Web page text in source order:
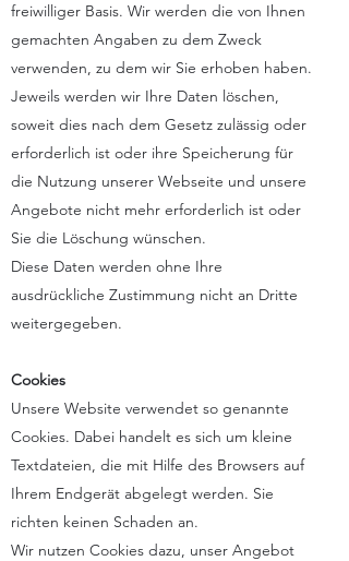
freiwilliger Basis. Wir werden die von Ihnen
gemachten Angaben zu dem Zweck
verwenden, zu dem wir Sie erhoben haben.
Jeweils werden wir Ihre Daten löschen,
soweit dies nach dem Gesetz zulässig oder
erforderlich ist oder ihre Speicherung für
die Nutzung unserer Webseite und unsere
Angebote nicht mehr erforderlich ist oder
Sie die Löschung wünschen.
Diese Daten werden ohne Ihre
ausdrückliche Zustimmung nicht an Dritte
weitergegeben.
Cookies
Unsere Website verwendet so genannte
Cookies. Dabei handelt es sich um kleine
Textdateien, die mit Hilfe des Browsers auf
Ihrem Endgerät abgelegt werden. Sie
richten keinen Schaden an.
Wir nutzen Cookies dazu, unser Angebot